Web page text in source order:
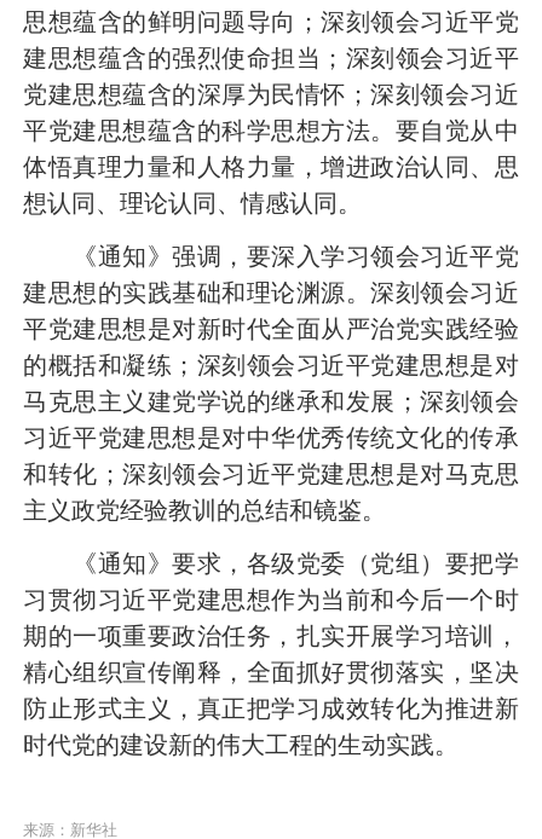
思想蕴含的鲜明问题导向；深刻领会习近平党
建思想蕴含的强烈使命担当；深刻领会习近平
党建思想蕴含的深厚为民情怀；深刻领会习近
平党建思想蕴含的科学思想方法。要自觉从中
体悟真理力量和人格力量，增进政治认同、思
想认同、理论认同、情感认同。
《通知》强调，要深入学习领会习近平党
建思想的实践基础和理论渊源。深刻领会习近
平党建思想是对新时代全面从严治党实践经验
的概括和凝练；深刻领会习近平党建思想是对
马克思主义建党学说的继承和发展；深刻领会
习近平党建思想是对中华优秀传统文化的传承
和转化；深刻领会习近平党建思想是对马克思
主义政党经验教训的总结和镜鉴。
《通知》要求，各级党委（党组）要把学
习贯彻习近平党建思想作为当前和今后一个时
期的一项重要政治任务，扎实开展学习培训，
精心组织宣传阐释，全面抓好贯彻落实，坚决
防止形式主义，真正把学习成效转化为推进新
时代党的建设新的伟大工程的生动实践。
来源：新华社